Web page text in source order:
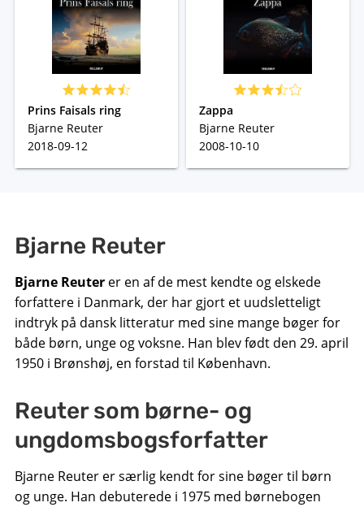
Prins Faisals ring
Bjarne Reuter
2018-09-12
Zappa
Bjarne Reuter
2008-10-10
Bjarne Reuter
Bjarne Reuterer en af de mest kendte og elskede
forfattere i Danmark, der har gjort et uudsletteligt
indtryk på dansk litteratur med sine mange bøger for
både børn, unge og voksne. Han blev født den 29. april
1950 i Brønshøj, en forstad til København.
Reuter som børne- og
ungdomsbogsforfatter
Bjarne Reuter er særlig kendt for sine bøger til børn
og unge. Han debuterede i 1975 med børnebogen